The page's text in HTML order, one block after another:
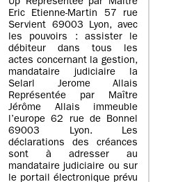
Up Représentée par Maître
Eric Etienne-Martin 57 rue
Servient 69003 Lyon, avec
les pouvoirs : assister le
débiteur dans tous les
actes concernant la gestion,
mandataire judiciaire la
Selarl Jerome Allais
Représentée par Maître
Jérôme Allais immeuble
l’europe 62 rue de Bonnel
69003 Lyon. Les
déclarations des créances
sont à adresser au
mandataire judiciaire ou sur
le portail électronique prévu